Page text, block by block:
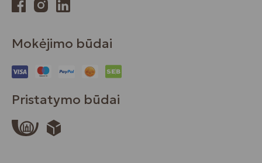
Mokėjimo būdai
Pristatymo būdai